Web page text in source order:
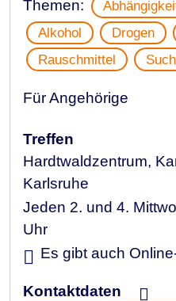
Themen:
Alkohol
Drogen
Rauschmittel
Für Angehörige
Treffen
Hardtwaldzentrum,
Karlsruhe
Jeden 2. und 4.
Uhr
Es gibt auch
Kontaktdaten